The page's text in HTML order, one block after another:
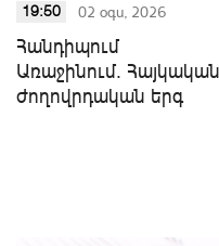
19:50 02 օգս, 2026
Հանդիպում
Առաջինում. Հայկական
ժողովրդական երգ